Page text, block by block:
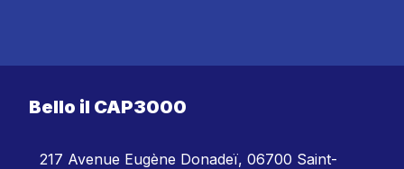
Bello il CAP3000
217 Avenue Eugène Donadeï, 06700 Saint-